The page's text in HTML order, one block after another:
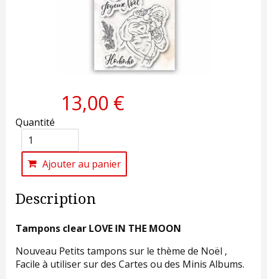
13,00 €
Quantité
Ajouter au panier
Description
Tampons clear LOVE IN THE MOON
Nouveau Petits tampons sur le thème de Noël ,
Facile à utiliser sur des Cartes ou des Minis Albums.